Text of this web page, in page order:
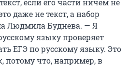
даже не текст, а набор
Людмила Буднева. — Я
языку проверяет
ЕГЭ по русскому языку. Это
потому что, например, в